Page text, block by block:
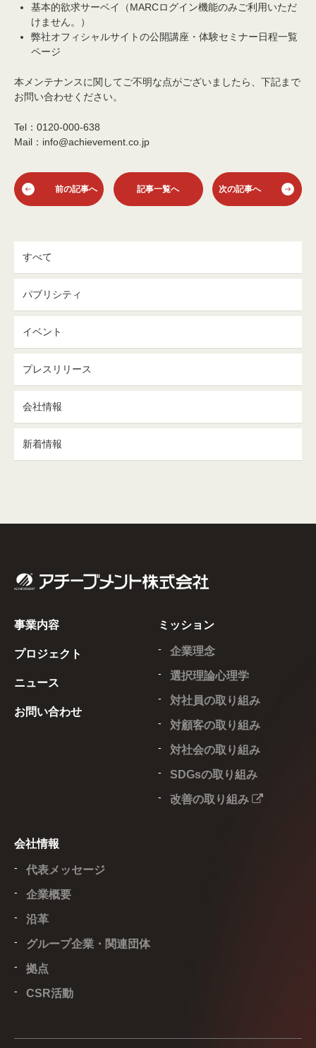
基本的欲求サーベイ（MARCログイン機能のみご利用いただ
けません。）
弊社オフィシャルサイトの公開講座・体験セミナー日程一覧
ページ
本メンテナンスに関してご不明な点がございましたら、下記まで
お問い合わせください。
Tel：0120-000-638
Mail：info@achievement.co.jp
前の記事へ 記事一覧へ 次の記事へ
すべて
パブリシティ
イベント
プレスリリース
会社情報
新着情報
事業内容
プロジェクト
ニュース
お問い合わせ
ミッション
企業理念
選択理論心理学
対社員の取り組み
対顧客の取り組み
対社会の取り組み
SDGsの取り組み
改善の取り組み
会社情報
代表メッセージ
企業概要
沿革
グループ企業・関連団体
拠点
CSR活動